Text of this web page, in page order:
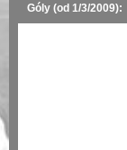
Góly (od 1/3/2009):